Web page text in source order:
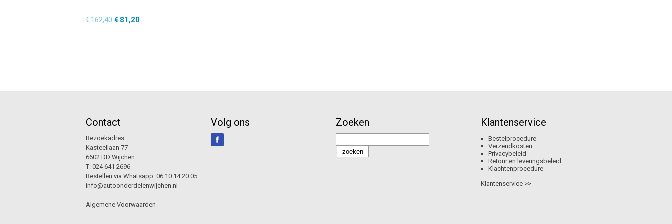
€162,40 Oorspronkelijke
€162,40.
€ 81,20Huidige
€81,20.
Contact
Bezoekadres
Kasteellaan 77
6602 DD Wijchen
T: 024 641 2696
Bestellen via Whatsapp: 06 10 14 20 05
info@autoonderdelenwijchen.nl
Algemene Voorwaarden
Volg ons Zoeken Klantenservice
Bestelprocedure
Verzendkosten
Privacybeleid
Retour en leveringsbeleid
Klachtenprocedure
Klantenservice >>